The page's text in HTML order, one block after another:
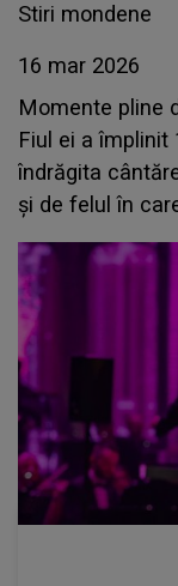
Stiri mondene
16 mar 2026
Momente pline
Fiul ei a
îndrăgita
și de felul în
curiozitatea ta